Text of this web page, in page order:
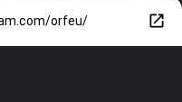
orfeu/